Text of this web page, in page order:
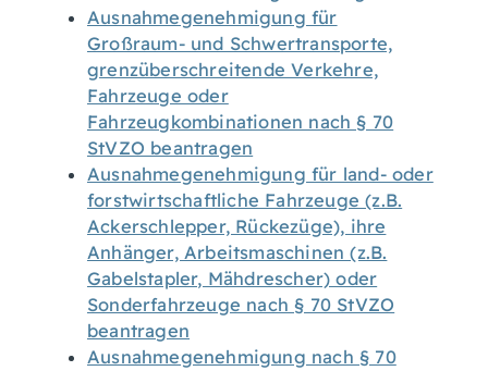
Ausnahmegenehmigung für
Großraum- und Schwertransporte,
grenzüberschreitende Verkehre,
Fahrzeuge oder
Fahrzeugkombinationen nach § 70
StVZO beantragen
Ausnahmegenehmigung für land- oder
forstwirtschaftliche Fahrzeuge (z.B.
Ackerschlepper, Rückezüge), ihre
Anhänger, Arbeitsmaschinen (z.B.
Gabelstapler, Mähdrescher) oder
Sonderfahrzeuge nach § 70 StVZO
beantragen
Ausnahmegenehmigung nach § 70